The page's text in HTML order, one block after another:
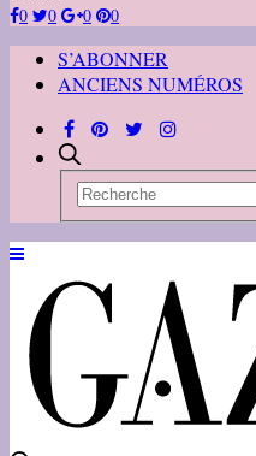
0
0 0 0
S’ABONNER
ANCIENS NUMÉROS